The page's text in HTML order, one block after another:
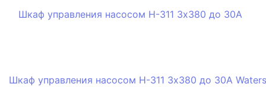
Шкаф управления насосом Н-311 3х380 до 30А